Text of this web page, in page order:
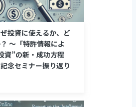
投資に使えるか、ど
～「特許情報によ
資”の新・成功方程
念セミナー振り返り